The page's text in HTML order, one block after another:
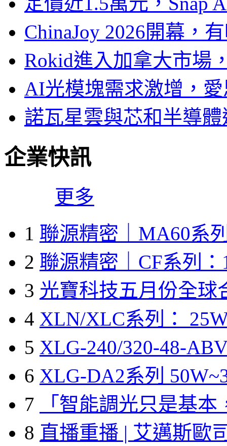
ChinaJoy 2026開幕，
Rokid進入加拿大市場
AI光模塊需求激增，
諾瓦星雲與芯和半導
企業快訊
更多
1 聯源精密｜MA60系
2 聯源精密｜CF系列：
3 光寶科技五月份全球
4 XLN/XLC系列：
5 XLG-240/320-48-
6 XLG-DA2系列
7
「智能調光只是基本
8 直播重播 | 艾邁斯歐